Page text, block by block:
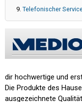
Telefonischer
dir hochwertige und
Die Produkte des
ausgezeichnete